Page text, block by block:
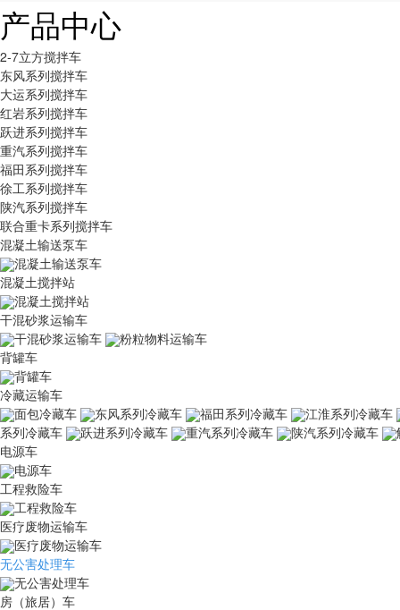
产品中心
2-7立方搅拌车
东风系列搅拌车
大运系列搅拌车
红岩系列搅拌车
跃进系列搅拌车
重汽系列搅拌车
福田系列搅拌车
徐工系列搅拌车
陕汽系列搅拌车
联合重卡系列搅拌车
混凝土输送泵车
混凝土输送泵车
混凝土搅拌站
混凝土搅拌站
干混砂浆运输车
干混砂浆运输车
粉粒物料运输车
背罐车
背罐车
冷藏运输车
面包冷藏车
东风系列冷藏车 福田系列冷藏车
江淮系列冷藏车
系列冷藏车
跃进系列冷藏车 重汽系列冷藏车 陕汽系列冷藏车
电源车
电源车
工程救险车
工程救险车
医疗废物运输车
医疗废物运输车
无公害处理车
无公害处理车
房（旅居）车